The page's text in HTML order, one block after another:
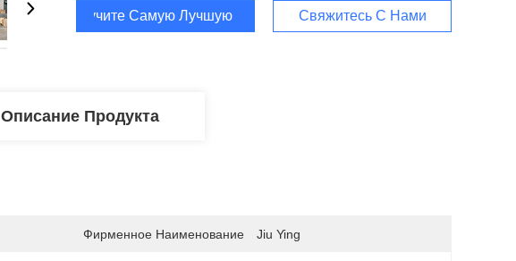
Получите Самую Лучшую Цену Свяжитесь С Нами
Описание Продукта
Фирменное Наименование Jiu Ying